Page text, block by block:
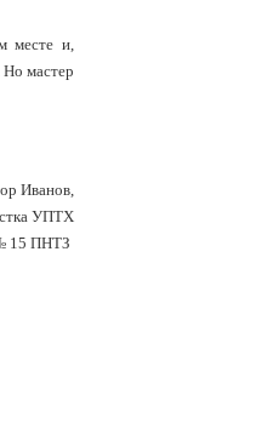
месте и,
Но мастер
Иванов,
УПТХ
15 ПНТЗ